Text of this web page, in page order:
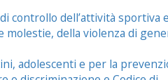
controllo dell’attività sportiva
della violenza di
adolescenti e per la